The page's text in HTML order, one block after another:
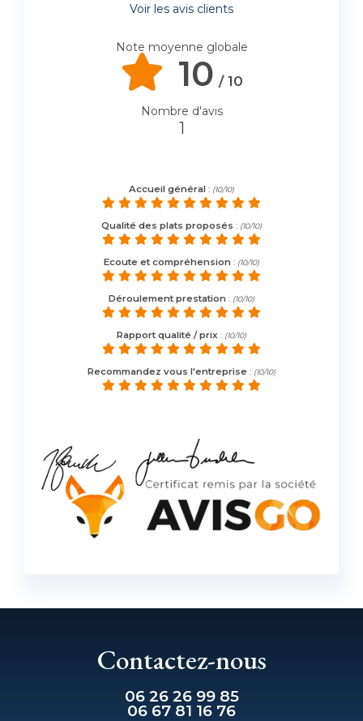
Voir les avis clients
Note moyenne globale
10 / 10
Nombre d'avis
1
Accueil général : (10/10)
Qualité des plats proposés : (10/10)
Ecoute et compréhension : (10/10)
Déroulement prestation : (10/10)
Rapport qualité / prix : (10/10)
Recommandez vous l'entreprise : (10/10)
Contactez-nous
06 26 26 99 85
06 67 81 16 76